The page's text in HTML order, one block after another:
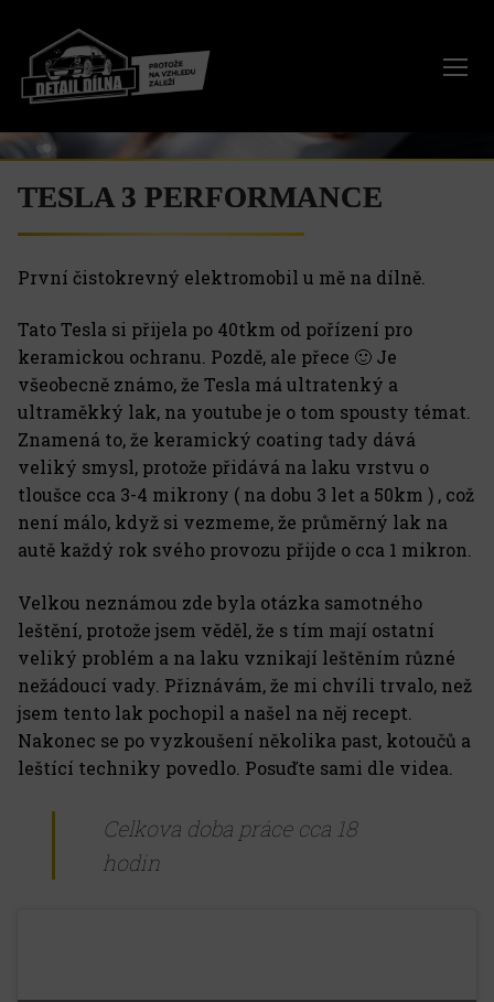
obsah
TESLA 3 PERFORMANCE
První čistokrevný elektromobil u mě na dílně.
Tato Tesla si přijela po 40tkm od pořízení pro
keramickou ochranu. Pozdě, ale přece 🙂 Je
všeobecně známo, že Tesla má ultratenký a
ultraměkký lak, na youtube je o tom spousty témat.
Znamená to, že keramický coating tady dává
veliký smysl, protože přidává na laku vrstvu o
tloušce cca 3-4 mikrony ( na dobu 3 let a 50km ) , což
není málo, když si vezmeme, že průměrný lak na
autě každý rok svého provozu přijde o cca 1 mikron.
Velkou neznámou zde byla otázka samotného
leštění, protože jsem věděl, že s tím mají ostatní
veliký problém a na laku vznikají leštěním různé
nežádoucí vady. Přiznávám, že mi chvíli trvalo, než
jsem tento lak pochopil a našel na něj recept.
Nakonec se po vyzkoušení několika past, kotoučů a
leštící techniky povedlo. Posuďte sami dle videa.
Celkova doba práce cca 18
hodin